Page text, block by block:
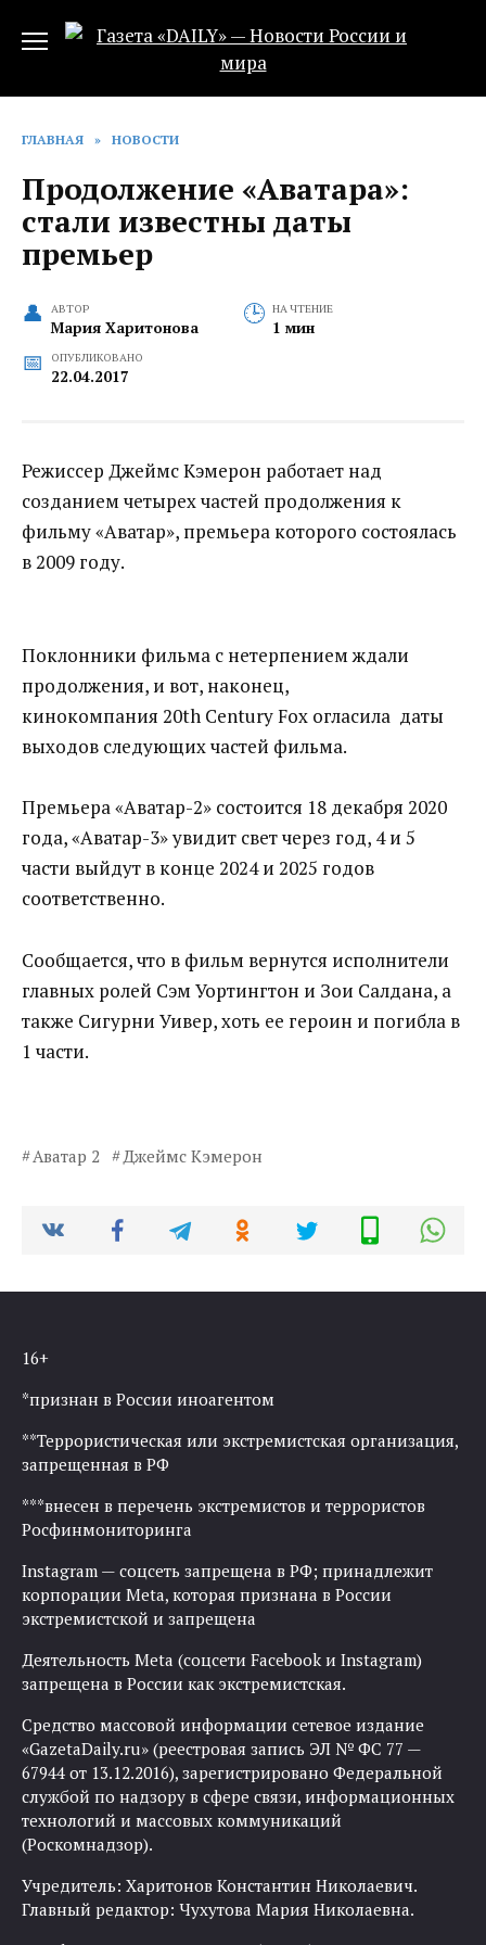
ГЛАВНАЯ » НОВОСТИ
Продолжение «Аватара»:
стали известны даты
премьер
АВТОР
Мария Харитонова
НА ЧТЕНИЕ
1 мин
ОПУБЛИКОВАНО
22.04.2017
Режиссер Джеймс Кэмерон работает над
созданием четырех частей продолжения к
фильму «Аватар», премьера которого состоялась
в 2009 году.
Поклонники фильма с нетерпением ждали
продолжения, и вот, наконец,
кинокомпания 20th Century Fox огласила даты
выходов следующих частей фильма.
Премьера «Аватар-2» состоится 18 декабря 2020
года, «Аватар-3» увидит свет через год, 4 и 5
части выйдут в конце 2024 и 2025 годов
соответственно.
Сообщается, что в фильм вернутся исполнители
главных ролей СэмУортингтон и Зои Салдана, а
также Сигурни Уивер, хоть ее героин и погибла в
1 части.
Аватар 2 Джеймс Кэмерон
16+
*признан в России иноагентом
**Террористическая или экстремистская организация,
запрещенная в РФ
***внесен в перечень экстремистов и террористов
Росфинмониторинга
Instagram — соцсеть запрещена в РФ; принадлежит
корпорации Meta, которая признана в России
экстремистской и запрещена
Деятельность Meta (соцсети Facebook и Instagram)
запрещена в России как экстремистская.
Средство массовой информации сетевое издание
«GazetaDaily.ru» (реестровая запись ЭЛ № ФС 77 —
67944 от 13.12.2016), зарегистрировано Федеральной
службой по надзору в сфере связи, информационных
технологий и массовых коммуникаций
(Роскомнадзор).
Учредитель: Харитонов Константин Николаевич.
Главный редактор: Чухутова Мария Николаевна.